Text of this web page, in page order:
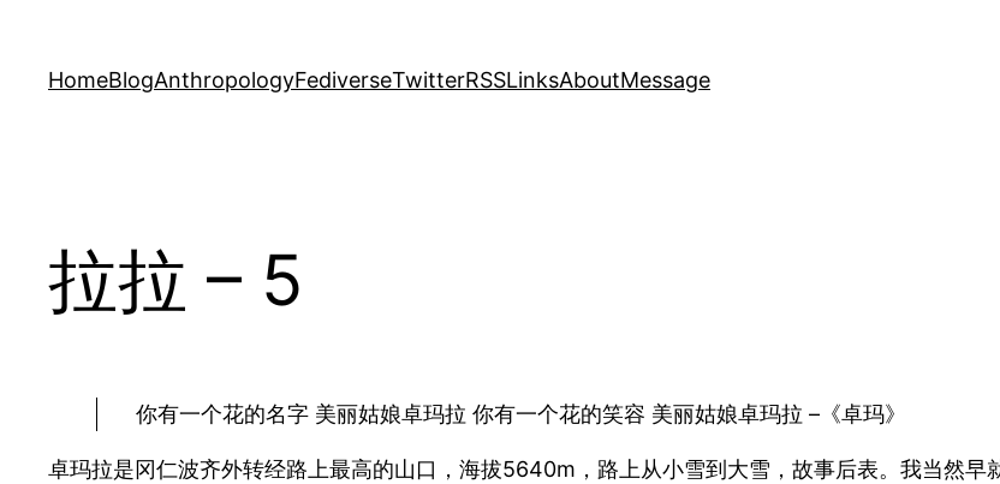
content
HomeBlogAnthropologyFediverseTwitterRSSLinksAboutMessage
拉拉 – 5
你有一个花的名字 美丽姑娘卓玛拉 你有一个花的笑容 美丽姑娘卓玛拉 –《卓玛》
卓玛拉是冈仁波齐外转经路上最高的山口，海拔5640m，路上从小雪到大雪，故事后表。我当然